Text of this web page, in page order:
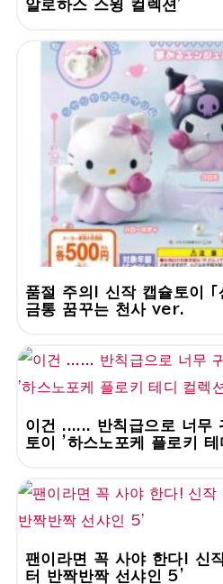
알로하스 스윙 컬렉션'
품절 주의! 신작 캡슐토이
금통 꿈꾸는 천사 ver.
이건 ...... 반칙급으로 너무
토이 '하스노포케 플로키
팬이라면 꼭 사야 한다! 신
터 반짝반짝 선샤인 5'